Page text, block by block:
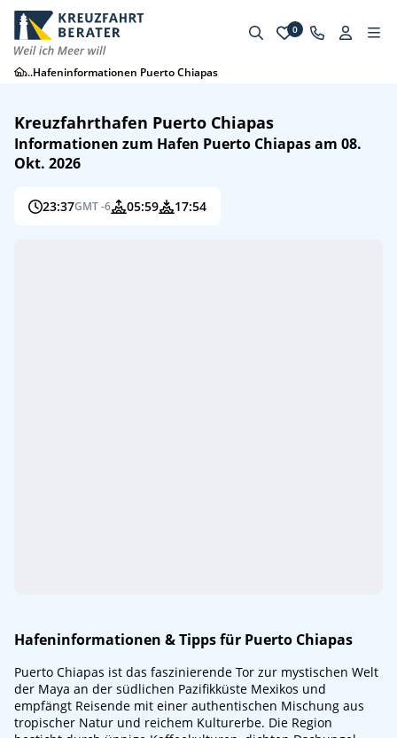
0
...Hafeninformationen Puerto Chiapas
Kreuzfahrthafen Puerto Chiapas
Informationen zum Hafen Puerto Chiapas am 08.
Okt. 2026
23:37GMT -6 05:59 17:54
Hafeninformationen & Tipps für Puerto Chiapas
Puerto Chiapas ist das faszinierende Tor zur mystischen Welt
der Maya an der südlichen Pazifikküste Mexikos und
empfängt Reisende mit einer authentischen Mischung aus
tropischer Natur und reichem Kulturerbe. Die Region